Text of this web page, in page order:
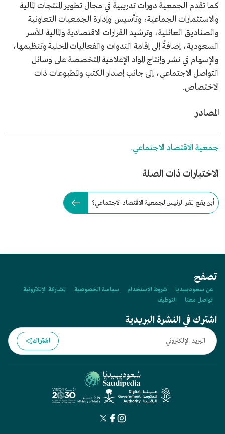
كما تقدم الجمعية دورات تدريبية في مجال تطوير المنتجات المالية
والاستثمارات الجماعية، وتأسيس وإدارة الجمعيات التعاونية
والصناديق العائلية، وترشيد القرارات الاقتصادية والمالية للأسر
السعودية، إضافةً إلى إقامة الندوات والفعاليات المحلية وتنظيمها،
والإسهام في نشر وإنتاج المواد الإعلامية المتخصصة على وسائل
التواصل الاجتماعي، إلى جانب إصدار الكتب والمطبوعات ذات
الاختصاص.
المصادر
جمعية الاقتصاد الاجتماعي.
الاختبارات ذات الصلة
أين يقع المقر الرئيس لجمعية الاقتصاد الاجتماعي؟
تصفح
عن سعوديبيديا شروط الاستخدام سياسة الخصوصية
المشاركة الإلكترونية
تواصل معنا
التوظيف
اشترك في النشرة البريدية
اشتراك